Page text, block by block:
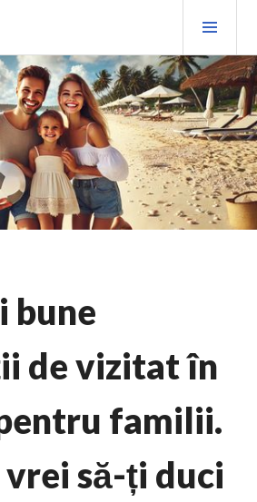
bune
de vizitat în
familii.
vrei să-ți duci